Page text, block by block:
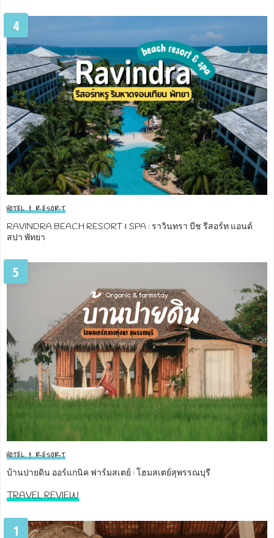
4
HOTEL & RESORT
RAVINDRA BEACH RESORT & SPA : ราวินทรา บีช รีสอร์ท แอนด์
สปา พัทยา
5
HOTEL & RESORT
บ้านปายดิน ออร์แกนิค ฟาร์มสเตย์ : โฮมสเตย์สุพรรณบุรี
TRAVEL REVIEW
1